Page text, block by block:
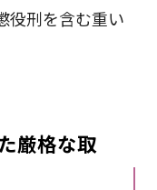
役刑を含む重い
厳格な取